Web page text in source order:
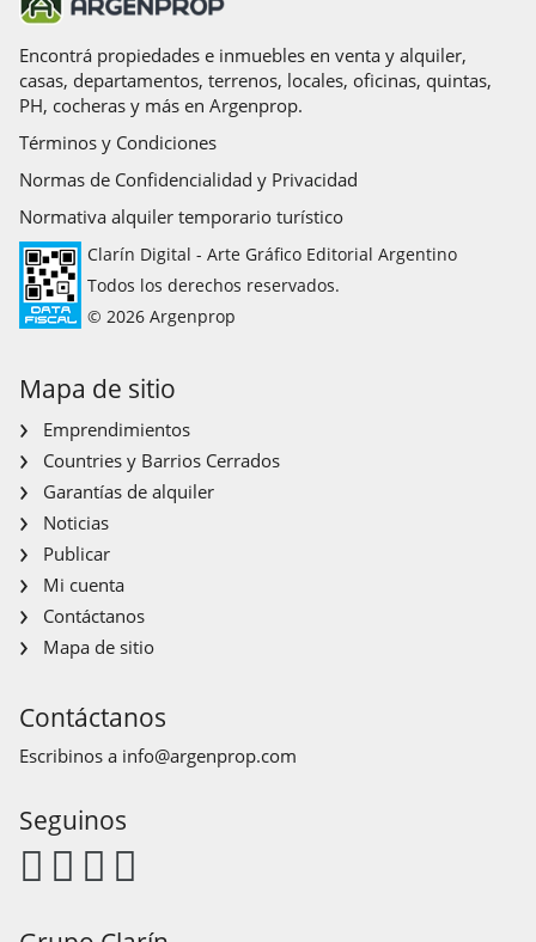
Encontrá propiedades e inmuebles en venta y alquiler,
casas, departamentos, terrenos, locales, oficinas, quintas,
PH, cocheras y más en Argenprop.
Términos y Condiciones
Normas de Confidencialidad y Privacidad
Normativa alquiler temporario turístico
Clarín Digital - Arte Gráfico Editorial Argentino
Todos los derechos reservados.
© 2026 Argenprop
Mapa de sitio
Emprendimientos
Countries y Barrios Cerrados
Garantías de alquiler
Noticias
Publicar
Mi cuenta
Contáctanos
Mapa de sitio
Contáctanos
Escribinos a info@argenprop.com
Seguinos